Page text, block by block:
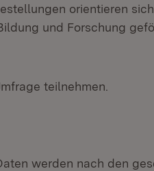
orientieren
und Forschung
teilnehmen.
werden nach den